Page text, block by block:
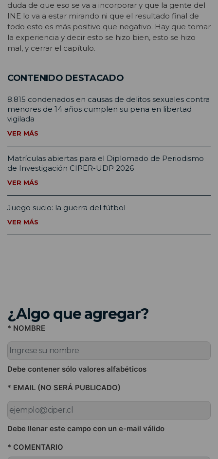
duda de que eso se va a incorporar y que la gente del
INE lo va a estar mirando ni que el resultado final de
todo esto es más positivo que negativo. Hay que tomar
la experiencia y decir esto se hizo bien, esto se hizo
mal, y cerrar el capítulo.
CONTENIDO DESTACADO
8.815 condenados en causas de delitos sexuales contra
menores de 14 años cumplen su pena en libertad
vigilada
VER MÁS
Matrículas abiertas para el Diplomado de Periodismo
de Investigación CIPER-UDP 2026
VER MÁS
Juego sucio: la guerra del fútbol
VER MÁS
¿Algo que agregar?
* NOMBRE
Debe contener sólo valores alfabéticos
* EMAIL (NO SERÁ PUBLICADO)
Debe llenar este campo con un e-mail válido
* COMENTARIO